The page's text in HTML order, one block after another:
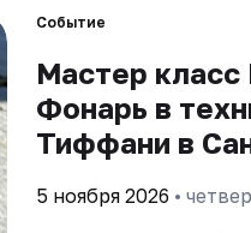
Событие
Мастер
Фонарь в
Тиффани в
5 ноября 2026 •